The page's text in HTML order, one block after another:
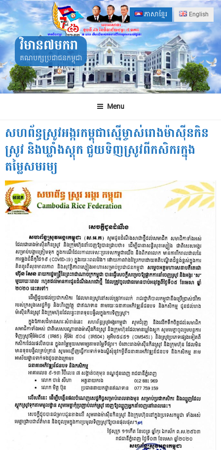
Skip
to
content
ភាសាខ្មែរ English
វិមាន៧មករា
គណបក្សប្រជាជនកម្ពុជា
Menu
សហព័ន្ធស្រូវអង្ករកម្ពុជា​ស្នើម្ចាស់រោងម៉ាស៊ីនកិន
ស្រូវ ​និងឃ្លាំងស្តុក​ ជួយទិញស្រូវពីកសិករ​ក្នុង
តម្លៃសមរម្យ ​